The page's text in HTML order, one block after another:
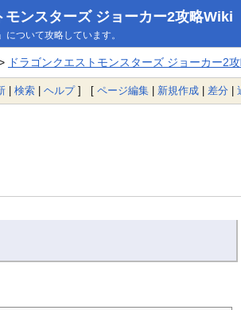
モンスターズ ジョーカー2攻略Wiki
について攻略しています。
ドラゴンクエストモンスターズ ジョーカー2
| 検索 | ヘルプ] [ ページ編集 | 新規作成 | 差分 |